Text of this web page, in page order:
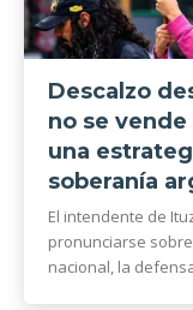
Descalzo
no se
una
soberanía
El intendente de
pronunciarse
nacional, la